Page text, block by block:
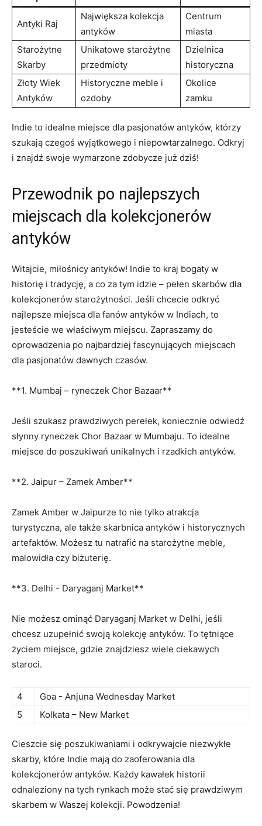
Antyki​ Raj
Największa kolekcja
antyków
Centrum
miasta
Starożytne
Skarby
Unikatowe starożytne
przedmioty
Dzielnica
historyczna
Złoty‌ Wiek​
Antyków
Historyczne meble i
ozdoby
Okolice
zamku
Indie to idealne miejsce ‌dla ⁤pasjonatów antyków, którzy
szukają czegoś wyjątkowego i niepowtarzalnego. Odkryj ⁢
i‍ znajdź swoje wymarzone zdobycze już dziś!
Przewodnik po najlepszych
miejscach dla kolekcjonerów
antyków
Witajcie, ​miłośnicy ‌antyków! Indie to ⁢kraj bogaty w
historię i tradycję, a co za tym idzie – pełen skarbów dla
kolekcjonerów starożytności. Jeśli chcecie odkryć
najlepsze miejsca dla fanów ⁤antyków w Indiach,⁣ to
jesteście we właściwym ⁢miejscu. Zapraszamy​ do
‍oprowadzenia po ⁢najbardziej fascynujących miejscach⁢
dla pasjonatów dawnych⁢ czasów.
**1. Mumbaj⁣ – ryneczek Chor Bazaar**
Jeśli szukasz prawdziwych perełek, koniecznie odwiedź
słynny ryneczek Chor Bazaar w Mumbaju. To idealne‍
miejsce do ‌poszukiwań ‍unikalnych i ⁢rzadkich antyków.
**2.⁣ Jaipur – Zamek Amber**
Zamek Amber ‍w Jaipurze ⁣to nie tylko atrakcja
turystyczna, ale także‍ skarbnica antyków i historycznych
artefaktów. Możesz tu‌ natrafić na starożytne meble,
‍malowidła⁣ czy biżuterię.
**3. Delhi ⁢- Daryaganj Market**
Nie⁢ możesz⁢ ominąć Daryaganj Market w⁢ Delhi, jeśli
chcesz uzupełnić ‌swoją kolekcję antyków. To​ tętniące
⁤życiem miejsce, ‍gdzie znajdziesz wiele ciekawych
‍staroci.
4
Goa -‍ Anjuna Wednesday Market
5
Kolkata – New Market
Cieszcie się poszukiwaniami i odkrywajcie niezwykłe
skarby, które Indie mają ⁢do zaoferowania dla
kolekcjonerów antyków. Każdy⁤ kawałek ⁣historii
odnaleziony na tych ​rynkach może stać⁣ się ‌prawdziwym
skarbem‍ w ⁣Waszej kolekcji. Powodzenia!